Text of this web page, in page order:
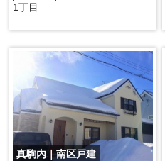
1丁目
真駒内｜南区戸建